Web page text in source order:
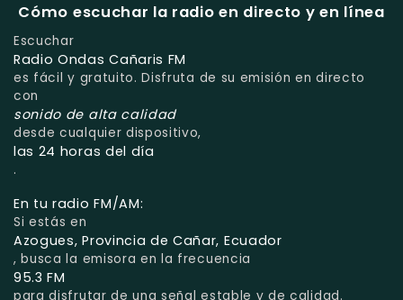
Cómo escuchar la radio en directo y en línea
Escuchar
Radio Ondas Cañaris FM
es fácil y gratuito. Disfruta de su emisión en directo
con
sonido de alta calidad
desde cualquier dispositivo,
las 24 horas del día
.
En tu radio FM/AM:
Si estás en
Azogues, Provincia de Cañar, Ecuador
, busca la emisora en la frecuencia
95.3 FM
para disfrutar de una señal estable y de calidad.